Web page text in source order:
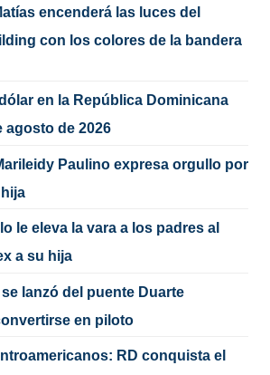
encenderá las luces del
con los colores de la bandera
en la República Dominicana
agosto de 2026
Paulino expresa orgullo por
le eleva la vara a los padres al
a su hija
lanzó del puente Duarte
en piloto
RD conquista el